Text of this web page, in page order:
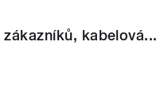
kabelová...